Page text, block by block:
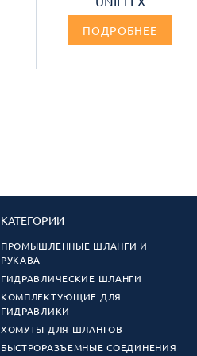
ПОДРОБНЕЕ
КАТЕГОРИИ
ПРОМЫШЛЕННЫЕ ШЛАНГИ И
РУКАВА
ГИДРАВЛИЧЕСКИЕ ШЛАНГИ
КОМПЛЕКТУЮЩИЕ ДЛЯ
ГИДРАВЛИКИ
ХОМУТЫ ДЛЯ ШЛАНГОВ
БЫСТРОРАЗЪЕМНЫЕ СОЕДИНЕНИЯ